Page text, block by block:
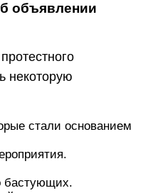
объявлении
некоторую
стали основанием
бастующих.